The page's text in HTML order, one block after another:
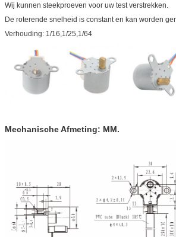
Wij kunnen steekproeven voor uw test verstrekken.
De roterende snelheid is constant en kan worden
Verhouding: 1/16,1/25,1/64
Mechanische Afmeting: MM.